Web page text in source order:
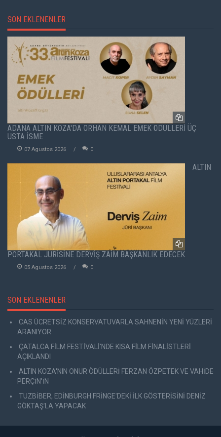
SON EKLENENLER
ADANA ALTIN KOZA'DA ORHAN KEMAL EMEK ÖDÜLLERİ ÜÇ
USTA İSME
07 Agustos 2026 0
ALTIN
PORTAKAL JÜRİSİNE DERVİŞ ZAİM BAŞKANLIK EDECEK
05 Agustos 2026 0
SON EKLENENLER
CAS ÜCRETSİZ KONSERVATUVARLA SAHNENİN YENİ YÜZLERİ
ARANIYOR
ÇATALCA FİLM FESTİVALİ'NDE KISA FİLM FİNALİSTLERİ
AÇIKLANDI
ALTIN KOZA'NIN ONUR ÖDÜLLERİ FERZAN ÖZPETEK VE VAHİDE
PERÇİN'İN
TUZBİBER, EDİNBURGH FRİNGE'DEKİ İLK GÖSTERİSİNİ DENİZ
GÖKTAŞ'LA YAPACAK